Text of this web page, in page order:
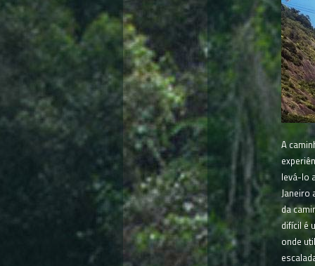
A
levá-lo
Janeiro
da
difícil é
onde